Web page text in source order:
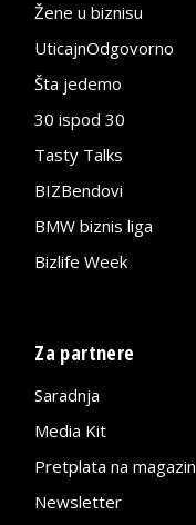
Žene u biznisu
UticajnOdgovorno
Šta jedemo
30 ispod 30
Tasty Talks
BIZBendovi
BMW biznis liga
Bizlife Week
Za partnere
Saradnja
Media Kit
Pretplata na magazin
Newsletter